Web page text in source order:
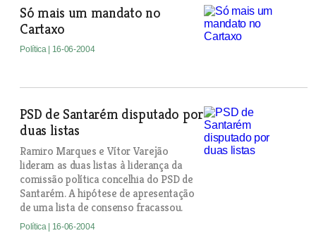
Só mais um mandato no
Cartaxo
Política | 16-06-2004
PSD de Santarém disputado por
duas listas
Ramiro Marques e Vítor Varejão
lideram as duas listas à liderança da
comissão política concelhia do PSD de
Santarém. A hipótese de apresentação
de uma lista de consenso fracassou.
Política | 16-06-2004